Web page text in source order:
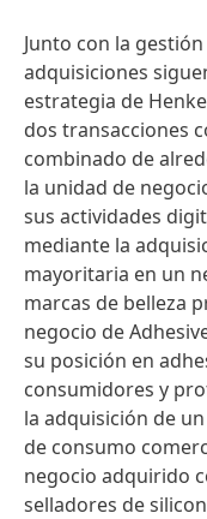
Junto con la
adquisiciones
estrategia de
dos transacciones
combinado de
la unidad de
sus actividades
mediante la
mayoritaria en un
marcas de belleza
negocio de
su posición en
consumidores y
la adquisición de
de consumo
negocio adquirido
selladores de